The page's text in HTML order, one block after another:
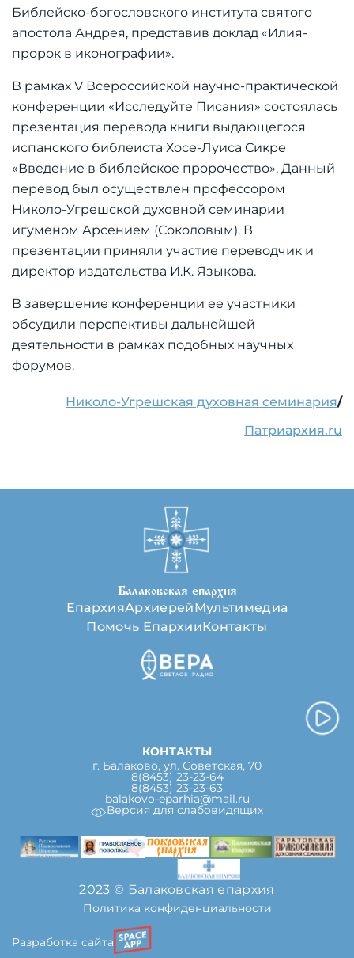
Библейско-богословского института святого
апостола Андрея, представив доклад «Илия-
пророк в иконографии».
В рамках V Всероссийской научно-практической
конференции «Исследуйте Писания» состоялась
презентация перевода книги выдающегося
испанского библеиста Хосе-Луиса Сикре
«Введение в библейское пророчество». Данный
перевод был осуществлен профессором
Николо-Угрешской духовной семинарии
игуменом Арсением (Соколовым). В
презентации приняли участие переводчик и
директор издательства И.К. Языкова.
В завершение конференции ее участники
обсудили перспективы дальнейшей
деятельности в рамках подобных научных
форумов.
Николо-Угрешская духовная семинария/
Патриархия.ru
Балаковская епархия
ЕпархияАрхиерейМультимедиа
Помочь ЕпархииКонтакты
КОНТАКТЫ
г. Балаково, ул. Советская, 70
8(8453) 23-23-64
8(8453) 23-23-63
balakovo-eparhia@mail.ru
Версия для слабовидящих
2023 © Балаковская епархия
Политика конфиденциальности
Разработка сайта